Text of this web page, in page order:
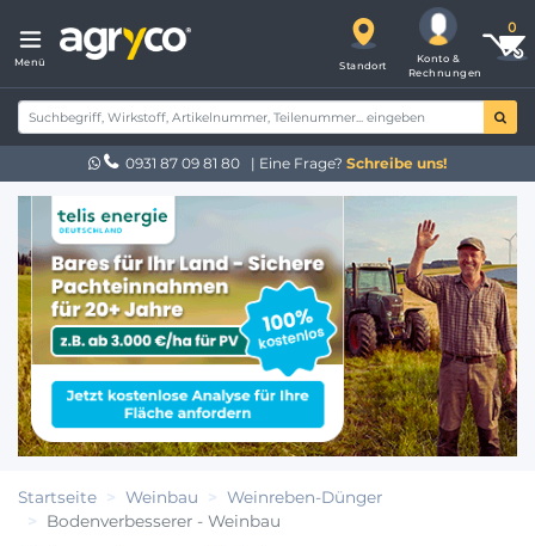
Menü Standort
Konto &
Rechnungen
0931 87 09 81 80 | Eine Frage? Schreibe uns!
Startseite Weinbau
Weinreben-Dünger
Bodenverbesserer - Weinbau